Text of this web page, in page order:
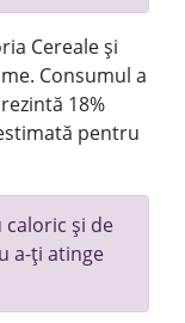
Cereale și
Consumul a
18%
pentru
caloric și de
a-ți atinge